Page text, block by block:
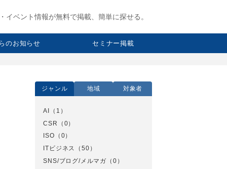
イベント情報が無料で掲載、簡単に探せる。
のお知らせ セミナー掲載
ジャンル 地域 対象者
AI
（1）
CSR
（0）
ISO （0）
ITビジネス
（50）
SNS/ブログ/メルマガ （0）